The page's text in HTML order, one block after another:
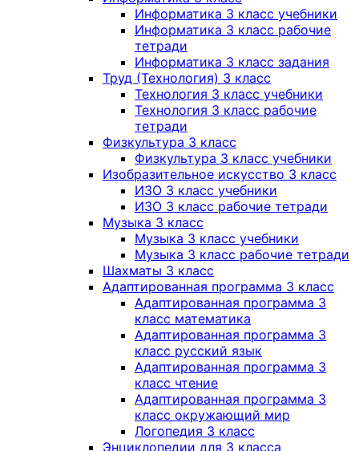
Информатика 3 класс учебники
Информатика 3 класс рабочие
тетради
Информатика 3 класс задания
Труд (Технология) 3 класс
Технология 3 класс учебники
Технология 3 класс рабочие
тетради
Физкультура 3 класс
Физкультура 3 класс учебники
Изобразительное искусство 3 класс
ИЗО 3 класс учебники
ИЗО 3 класс рабочие тетради
Музыка 3 класс
Музыка 3 класс учебники
Музыка 3 класс рабочие тетради
Шахматы 3 класс
Адаптированная программа 3 класс
Адаптированная программа 3
класс математика
Адаптированная программа 3
класс русский язык
Адаптированная программа 3
класс чтение
Адаптированная программа 3
класс окружающий мир
Логопедия 3 класс
Энциклопедии для 3 класса